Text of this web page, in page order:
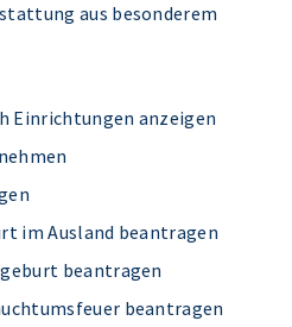
aus besonderem
Einrichtungen anzeigen
im Ausland beantragen
beantragen
beantragen